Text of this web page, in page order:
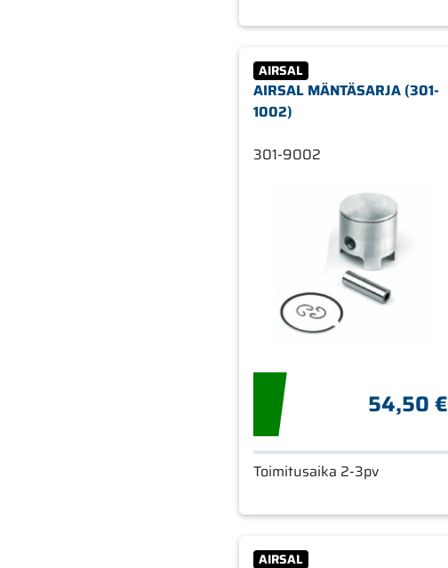
AIRSAL
AIRSAL MÄNTÄSARJA (301-
1002)
301-9002
54,50 €
Toimitusaika 2-3pv
AIRSAL